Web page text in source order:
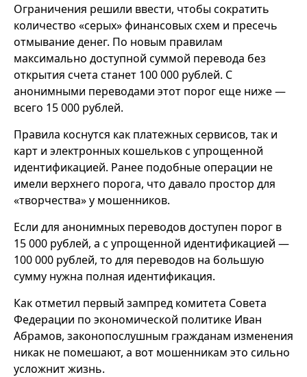
Ограничения решили ввести, чтобы сократить
количество «серых» финансовых схем и пресечь
отмывание денег. По новым правилам
максимально доступной суммой перевода без
открытия счета станет 100 000 рублей. С
анонимными переводами этот порог еще ниже —
всего 15 000 рублей.
Правила коснутся как платежных сервисов, так и
карт и электронных кошельков с упрощенной
идентификацией. Ранее подобные операции не
имели верхнего порога, что давало простор для
«творчества» у мошенников.
Если для анонимных переводов доступен порог в
15 000 рублей, а с упрощенной идентификацией —
100 000 рублей, то для переводов на большую
сумму нужна полная идентификация.
Как отметил первый зампред комитета Совета
Федерации по экономической политике Иван
Абрамов, законопослушным гражданам изменения
никак не помешают, а вот мошенникам это сильно
усложнит жизнь.